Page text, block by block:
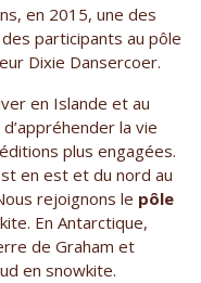
en 2015, une des
participants au pôle
Dixie Dansercoer.
en Islande et au
la vie
plus engagées.
en est et du nord au
rejoignons le pôle
En Antarctique,
de Graham et
en snowkite.